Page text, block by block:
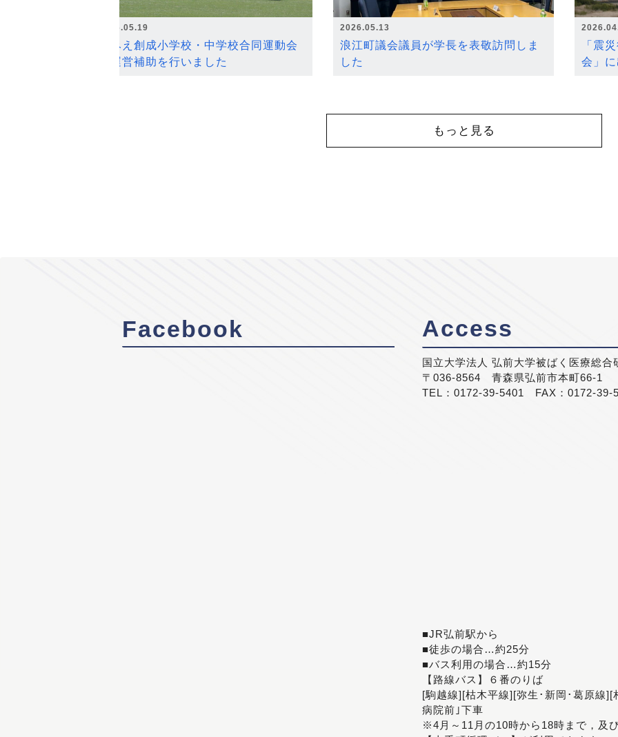
2026.05.19
なみえ創成小学校・中学校合同運動会
の運営補助を行いました
2026.05.13
浪江町議会議員が学長を表敬訪問しま
した
「震
会」
もっと見る
Facebook Access
国立大学法人 弘前大学被ばく医療総合
〒036-8564 青森県弘前市本町66-1
TEL：0172-39-5401 FAX：0172-39-
■JR弘前駅から
■徒歩の場合…約25分
■バス利用の場合…約15分
【路線バス】６番のりば
[駒越線][枯木平線][弥生･新岡･葛原線
病院前｣下車
※4月～11月の10時から18時まで，及